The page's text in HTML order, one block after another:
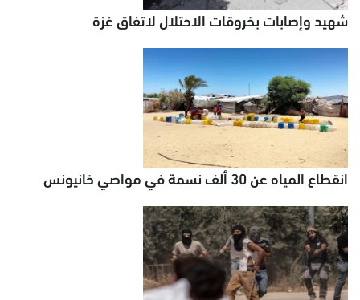
شهيد وإصابات بخروقات الاحتلال لاتفاق غزة
انقطاع المياه عن 30 ألف نسمة في مواصي خانيونس